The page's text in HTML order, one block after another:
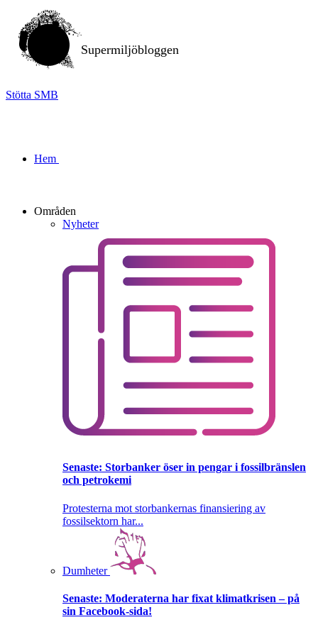
Supermiljöbloggen
Stötta SMB
Hem
Områden
Nyheter
Senaste: Storbanker öser in pengar i fossilbränslen
och petrokemi
Protesterna mot storbankernas finansiering av
fossilsektorn har...
Dumheter
Senaste: Moderaterna har fixat klimatkrisen – på
sin Facebook-sida!